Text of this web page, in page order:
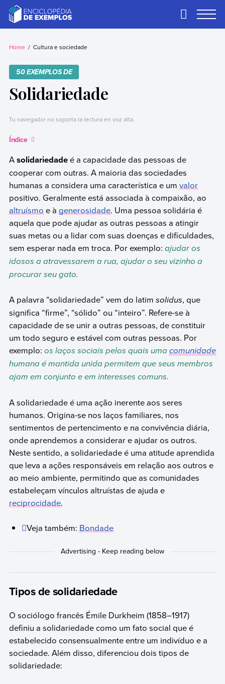
contentExemplos
Precisa de
temos.
Primary
Home Cultura e sociedade
50 EXEMPLOS DE
Solidariedade
Tu navegador no soporta la lectura en voz alta.
Índice
Asolidariedadeé a capacidade das pessoas de
cooperar com outras. A maioria das sociedades
humanas a considera uma característica e umvalor
positivo. Geralmente está associada à compaixão, ao
altruísmoe àgenerosidade. Uma pessoa solidária é
aquela que pode ajudar as outras pessoas a atingir
suas metas ou a lidar com suas doenças e dificuldades,
sem esperar nada em troca. Por exemplo: ajudar os
idosos a atravessarem a rua, ajudar o seu vizinho a
procurar seu gato.
A palavra “solidariedade” vem do latim solidus, que
significa “firme”, “sólido” ou “inteiro”. Refere-se à
capacidade de se unir a outras pessoas, de constituir
um todo seguro e estável com outras pessoas. Por
exemplo: os laços sociais pelos quais umacomunidade
humana é mantida unida permitem que seus membros
ajam em conjunto e em interesses comuns.
A solidariedade é uma ação inerente aos seres
humanos. Origina-se nos laços familiares, nos
sentimentos de pertencimento e na convivência diária,
onde aprendemos a considerar e ajudar os outros.
Neste sentido, a solidariedade é uma atitude aprendida
que leva a ações responsáveis em relação aos outros e
ao meio ambiente, permitindo que as comunidades
estabeleçam vínculos altruístas de ajuda e
reciprocidade.
Veja também:Bondade
Tipos de solidariedade
O sociólogo francês Émile Durkheim (1858–1917)
definiu a solidariedade como um fato social que é
estabelecido consensualmente entre um indivíduo e a
sociedade. Além disso, diferenciou dois tipos de
solidariedade: